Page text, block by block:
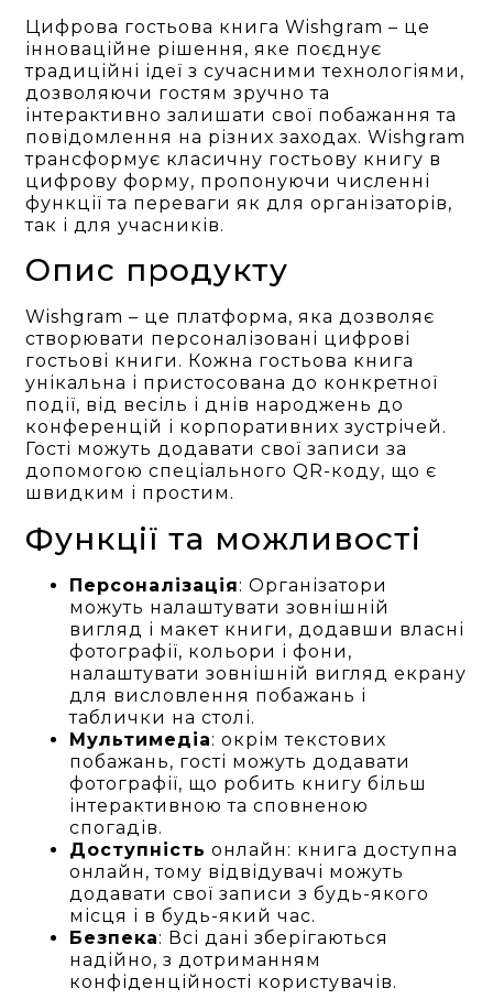
Цифрова гостьова книга Wishgram – це
інноваційне рішення, яке поєднує
традиційні ідеї з сучасними технологіями,
дозволяючи гостям зручно та
інтерактивно залишати свої побажання та
повідомлення на різних заходах. Wishgram
трансформує класичну гостьову книгу в
цифрову форму, пропонуючи численні
функції та переваги як для організаторів,
так і для учасників.
Опис продукту
Wishgram – це платформа, яка дозволяє
створювати персоналізовані цифрові
гостьові книги. Кожна гостьова книга
унікальна і пристосована до конкретної
події, від весіль і днів народжень до
конференцій і корпоративних зустрічей.
Гості можуть додавати свої записи за
допомогою спеціального QR-коду, що є
швидким і простим.
Функції та можливості
Персоналізація: Організатори
можуть налаштувати зовнішній
вигляд і макет книги, додавши власні
фотографії, кольори і фони,
налаштувати зовнішній вигляд екрану
для висловлення побажань і
таблички на столі.
Мультимедіа: окрім текстових
побажань, гості можуть додавати
фотографії, що робить книгу більш
інтерактивною та сповненою
спогадів.
Доступність онлайн: книга доступна
онлайн, тому відвідувачі можуть
додавати свої записи з будь-якого
місця і в будь-який час.
Безпека: Всі дані зберігаються
надійно, з дотриманням
конфіденційності користувачів.